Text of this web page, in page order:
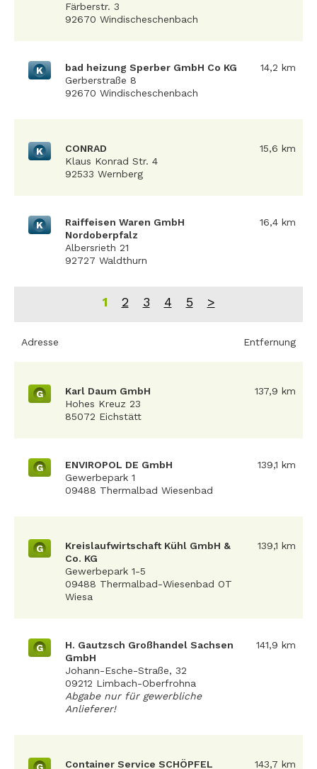
Färberstr. 3
92670 Windischeschenbach
K
bad heizung Sperber GmbH Co KG
Gerberstraße 8
92670 Windischeschenbach
14,2 km
K
CONRAD
Klaus Konrad Str. 4
92533 Wernberg
15,6 km
K
Raiffeisen Waren GmbH
Nordoberpfalz
Albersrieth 21
92727 Waldthurn
16,4 km
1 2 3 4 5 >
Adresse Entfernung
G
Karl Daum GmbH
Hohes Kreuz 23
85072 Eichstätt
137,9 km
G
ENVIROPOL DE GmbH
Gewerbepark 1
09488 Thermalbad Wiesenbad
139,1 km
G
Kreislaufwirtschaft Kühl GmbH &
Co. KG
Gewerbepark 1-5
09488 Thermalbad-Wiesenbad OT
Wiesa
139,1 km
G
H. Gautzsch Großhandel Sachsen
GmbH
Johann-Esche-Straße, 32
09212 Limbach-Oberfrohna
Abgabe nur für gewerbliche
Anlieferer!
141,9 km
Container Service SCHÖPFEL 143,7 km